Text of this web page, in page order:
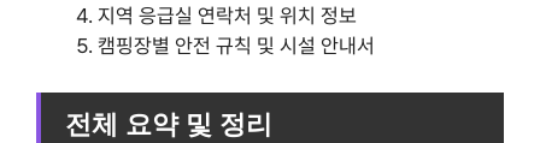
지역 응급실 연락처 및 위치 정보
캠핑장별 안전 규칙 및 시설 안내서
전체 요약 및 정리